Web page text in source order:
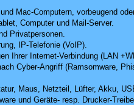
Mac-Computern, vorbeugend
Computerund Mail-Server.
Privatpersonen.
IP-Telefonie (VoIP).
Ihrer Internet-Verbindung (LAN
Cyber-Angriff(Ramsomware,
Maus, Netzteil, Lüfter, Akku,
und Geräte- resp. Drucker-